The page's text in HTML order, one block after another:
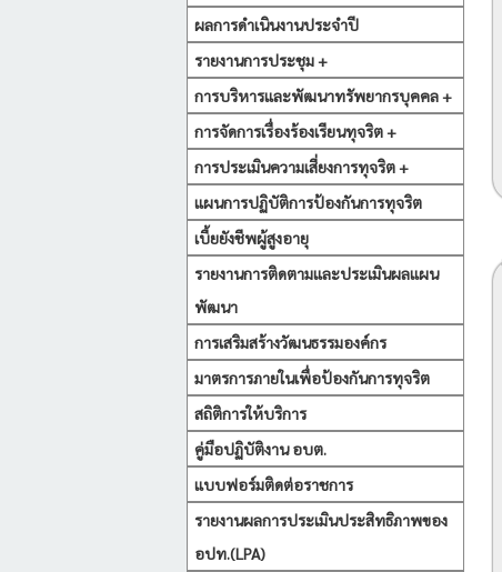
ผลการดำเนินงานประจำปี
รายงานการประชุม +
การบริหารและพัฒนาทรัพยากรบุคคล +
การจัดการเรื่องร้องเรียนทุจริต +
การประเมินความเสี่ยงการทุจริต +
แผนการปฏิบัติการป้องกันการทุจริต
เบี้ยยังชีพผู้สูงอายุ
รายงานการติดตามและประเมินผลแผน
พัฒนา
การเสริมสร้างวัฒนธรรมองค์กร
มาตรการภายในเพื่อป้องกันการทุจริต
สถิติการให้บริการ
คู่มือปฏิบัติงาน อบต.
แบบฟอร์มติดต่อราชการ
รายงานผลการประเมินประสิทธิภาพของ
อปท.(LPA)